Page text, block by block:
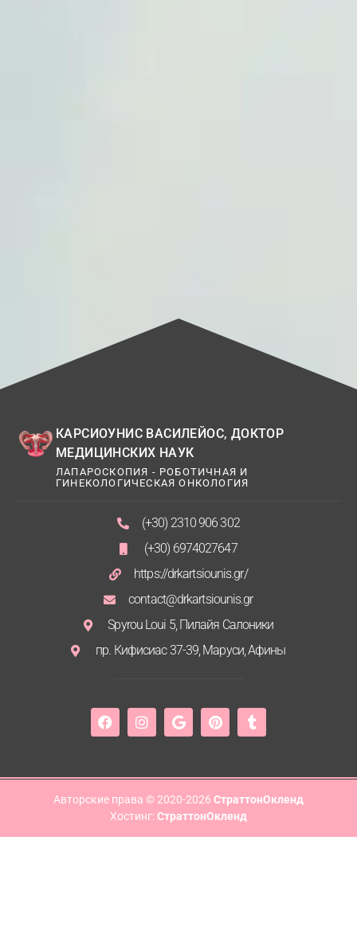
КАРСИОУНИС ВАСИЛЕЙОС, ДОКТОР
МЕДИЦИНСКИХ НАУК
ЛАПАРОСКОПИЯ - РОБОТИЧНАЯ И
ГИНЕКОЛОГИЧЕСКАЯ ОНКОЛОГИЯ
(+30) 2310 906 302
(+30) 6974027647
https://drkartsiounis.gr/
contact@drkartsiounis.gr
Spyrou Loui 5, Пилайя Салоники
пр. Кифисиас 37-39, Маруси, Афины
Авторские права © 2020-2026 СтраттонОкленд
Хостинг:СтраттонОкленд